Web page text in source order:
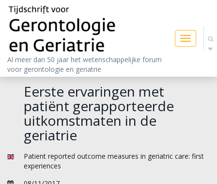
Toggle
navigation
Al meer dan 50 jaar het wetenschappelijke forum
voor gerontologie en geriatrie
Eerste ervaringen met
patiënt gerapporteerde
uitkomstmaten in de
geriatrie
Patient reported outcome measures in geriatric care: first
experiences